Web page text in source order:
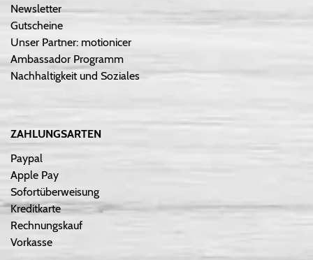
Newsletter
Gutscheine
Unser Partner: motionicer
Ambassador Programm
Nachhaltigkeit und Soziales
ZAHLUNGSARTEN
Paypal
Apple Pay
Sofortüberweisung
Kreditkarte
Rechnungskauf
Vorkasse